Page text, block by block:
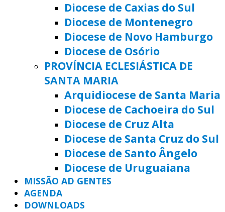
Diocese de Caxias do Sul
Diocese de Montenegro
Diocese de Novo Hamburgo
Diocese de Osório
PROVÍNCIA ECLESIÁSTICA DE
SANTA MARIA
Arquidiocese de Santa Maria
Diocese de Cachoeira do Sul
Diocese de Cruz Alta
Diocese de Santa Cruz do Sul
Diocese de Santo Ângelo
Diocese de Uruguaiana
MISSÃO AD GENTES
AGENDA
DOWNLOADS